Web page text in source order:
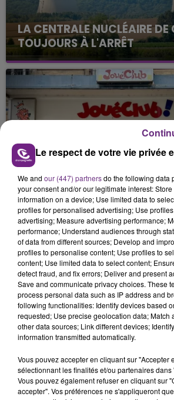
LA CENTRALE NUCLÉAIRE DE
TOUJOURS À L'ARRÊT
Cela fait déjà une semaine que
nucléaire ardennaise est à
justifiée par la sécheresse
présente.
LE MAGASIN JOUÉCLUB DE
SES PORTES
C'était l'une des institutions du
rémois. Le magasin JouéClub est
fermer ses portes.
TITRES DIFFUSÉS
10h28
10h28 10h24
10h24
Le respect de votre vie privée
We and our (447) partnersdo the following data
your consent and/or our legitimate interest:
information on a device; Use limited data to
profiles for personalised advertising; Use
advertising; Measure advertising performance;
performance; Understand audiences through
of data from different sources; Develop and
profiles to personalise content; Use profiles to
content; Use limited data to select content;
detect fraud, and fix errors; Deliver and present
Save and communicate privacy choices. These
process personal data such as IP address and
following functionalities: Identify devices based
requested; Use precise geolocation data; Match
other data sources; Link different devices;
information transmitted automatically.
Vous pouvez accepter en cliquant sur "Accepter
sélectionnant les finalités et/ou partenaires dans
Vous pouvez également refuser en cliquant sur
accepter". Vos préférences ne s'appliqueront